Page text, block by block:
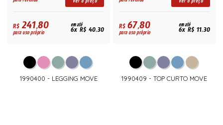
R$241,80
para uso próprio
em até
6x R$ 40,30
1990400 - LEGGING MOVE
R$67,80
para uso próprio
em até
6x R$ 11,30
1990409 - TOP CURTO MOVE